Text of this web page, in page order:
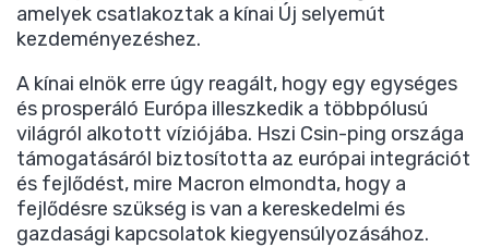
amelyek csatlakoztak a kínai Új selyemút
kezdeményezéshez.
A kínai elnök erre úgy reagált, hogy egy egységes
és prosperáló Európa illeszkedik a többpólusú
világról alkotott víziójába. Hszi Csin-ping országa
támogatásáról biztosította az európai integrációt
és fejlődést, mire Macron elmondta, hogy a
fejlődésre szükség is van a kereskedelmi és
gazdasági kapcsolatok kiegyensúlyozásához.